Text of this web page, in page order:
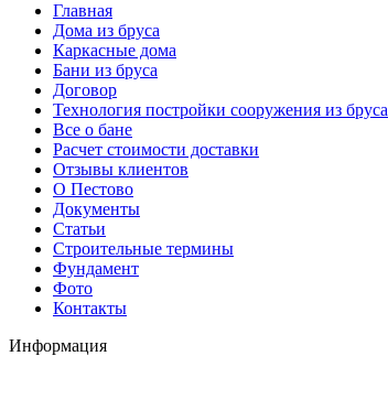
Главная
Дома из бруса
Каркасные дома
Бани из бруса
Договор
Технология постройки сооружения из бруса
Все о бане
Расчет стоимости доставки
Отзывы клиентов
О Пестово
Документы
Статьи
Строительные термины
Фундамент
Фото
Контакты
Информация